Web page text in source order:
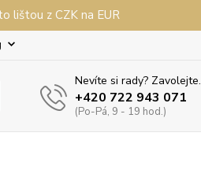
lištou z CZK na EUR
Nevíte si rady? Zavolejte.
+420 722 943 071
(Po-Pá, 9 - 19 hod.)